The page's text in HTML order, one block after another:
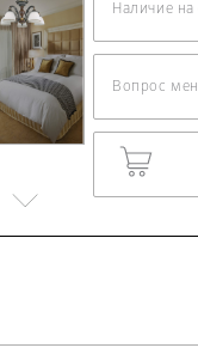
Наличие на
Вопрос